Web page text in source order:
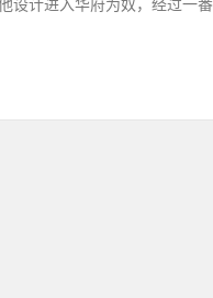
设计进入华府为奴，经过一番